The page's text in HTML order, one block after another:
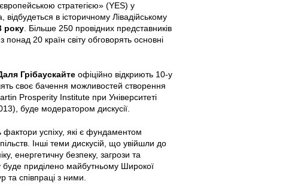
стратегією» (YES) у
в історичному Лівадійському
року . Більше 250 провідних представників
понад 20 країн світу обговорять основні
Грібаускайте офіційно відкриють 10-у
своє бачення можливостей створення
Prosperity Institute при Університеті
буде модератором дискусії.
успіху, які є фундаментом
Інші теми дискусій, що увійшли до
енергетичну безпеку, загрози та
буде приділено майбутньому Широкої
та співпраці з ними.